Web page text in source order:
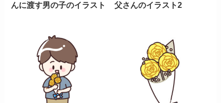
んに渡す男の子のイラスト
父さんのイラスト2